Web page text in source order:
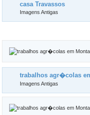
casa Travassos
Imagens Antigas
trabalhos agr�colas
Imagens Antigas